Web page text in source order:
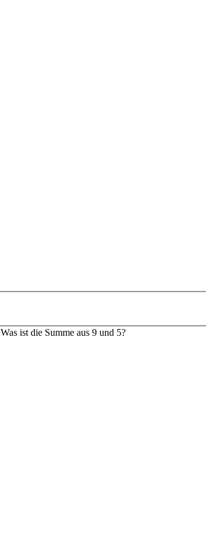
Was ist die Summe aus 9 und 5?